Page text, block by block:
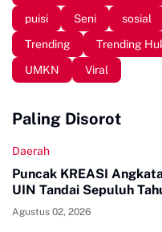
puisi
Seni sosial
Trending
Trending
UMKN
Viral
Paling Disorot
Daerah
Puncak KREASI
UIN Tandai Sepuluh
Agustus 02, 2026